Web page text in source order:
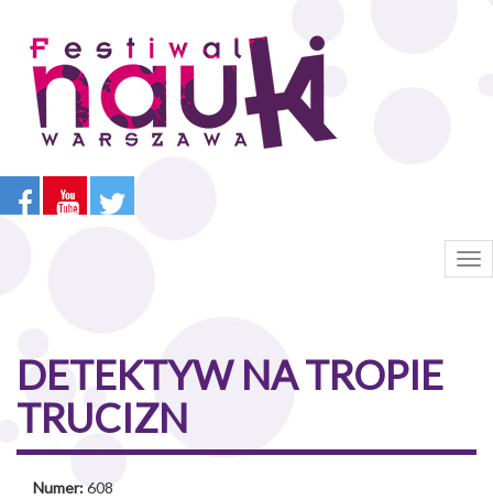
treści
DETEKTYW NA TROPIE
TRUCIZN
Numer:608